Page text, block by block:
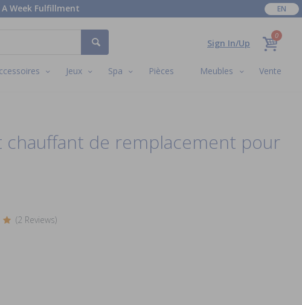
A Week Fulfillment EN
Sign In/Up
0
Jeux Spa Pièces Meubles Vente
chauffant de remplacement pour
(2 Reviews)